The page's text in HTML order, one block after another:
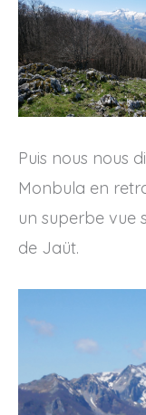
Puis nous nous
Monbula en
un superbe vue
de Jaüt.